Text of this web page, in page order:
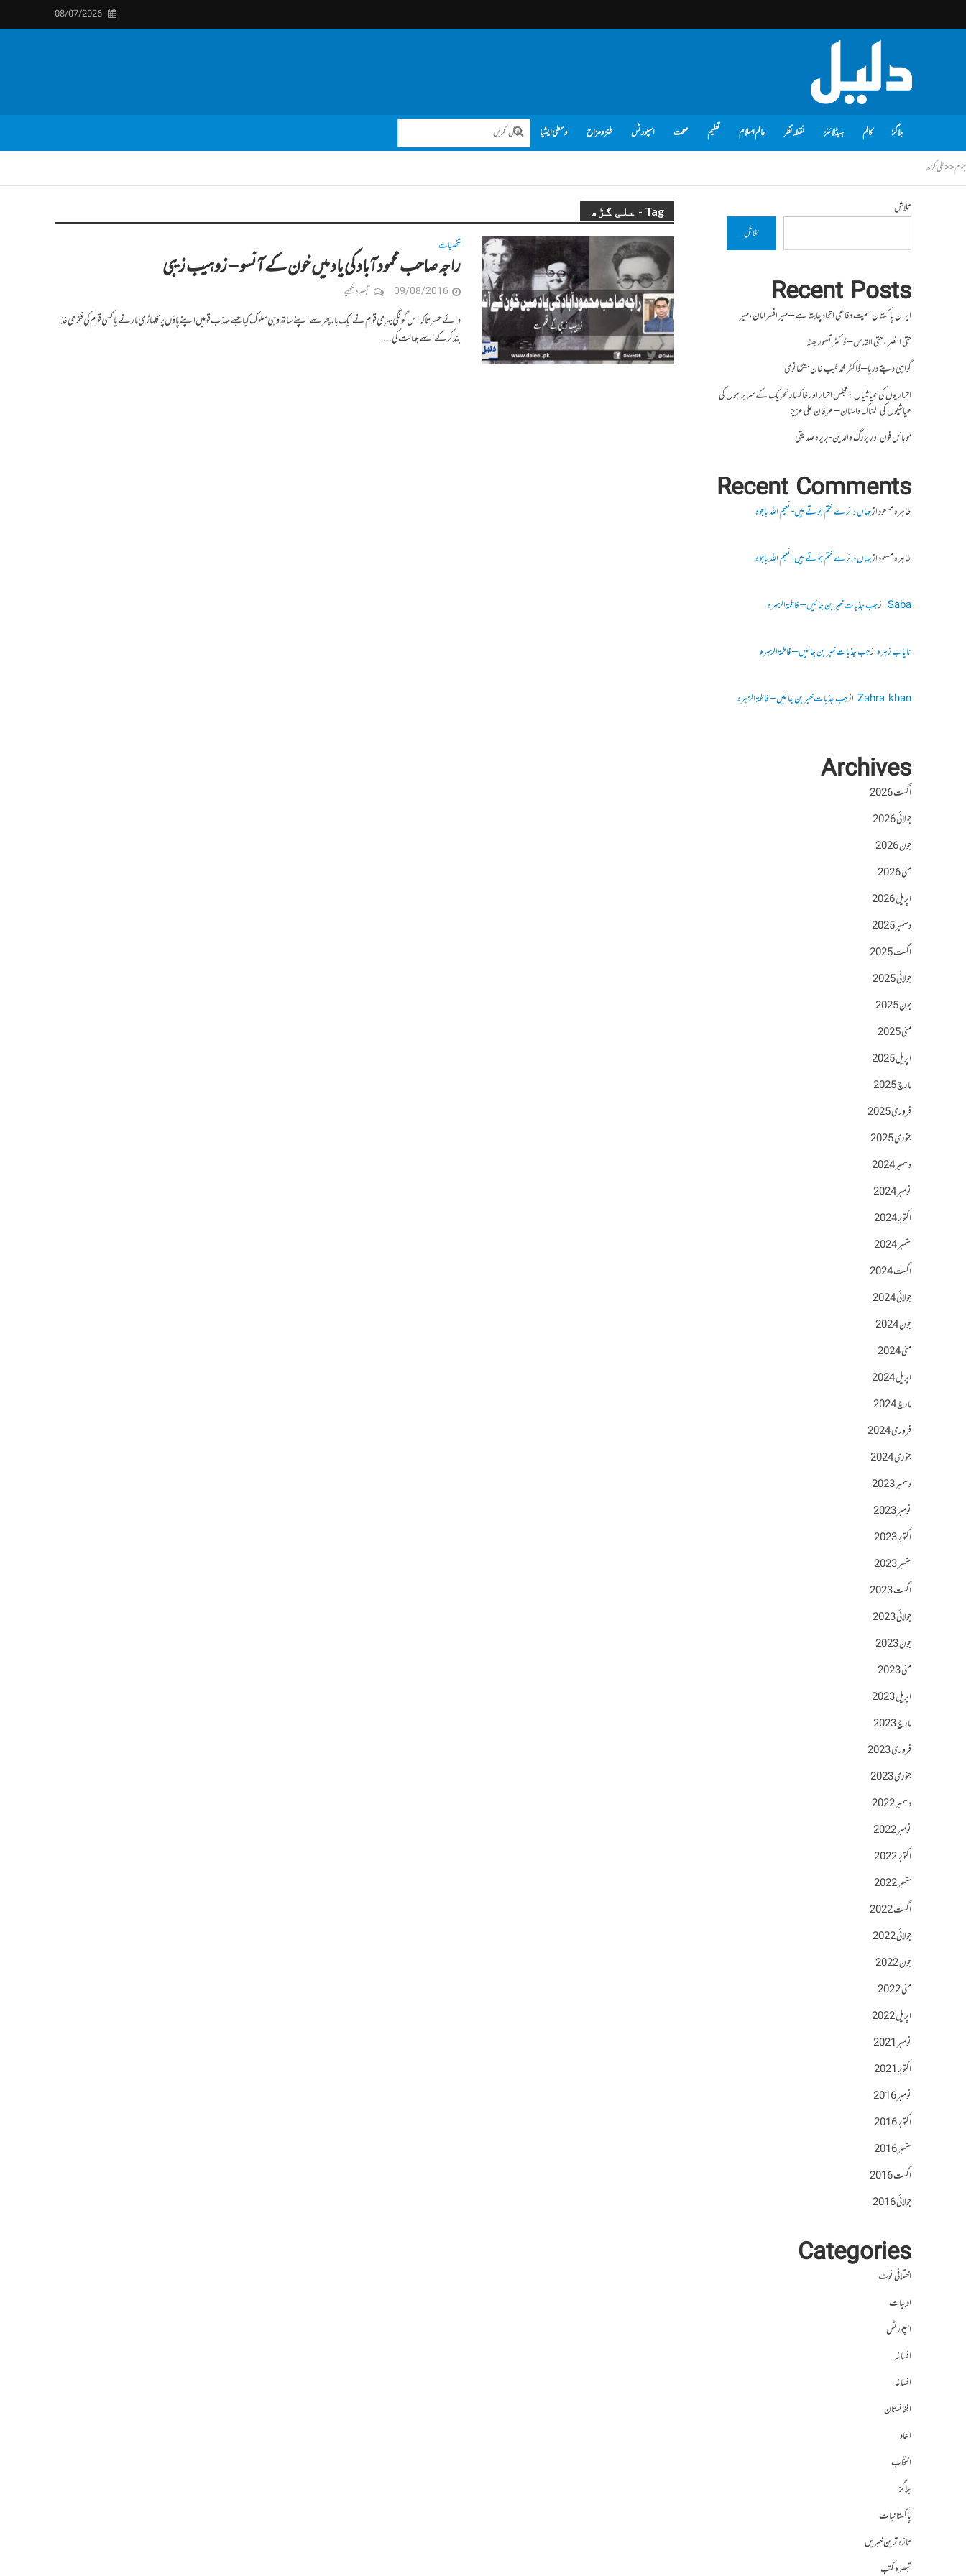
08/07/2026
بلاگز کالم ہیڈلائنز نقطہ نظر عالم اسلام تعلیم صحت اسپورٹس طنز و مزاح وسطی ایشیا
ہوم<<علی گڑھ
Tag - علی گڑھ
شخصیات
راجہ صاحب محمود آباد کی یاد میں خون کے آنسو – زوہیب زیبی
09/08/2016 تبصرہ لکھیے
وائے حسرتا کہ اس گونگی بہری قوم نے ایک بار پھر سے اپنے ساتھ وہی سلوک کیا جسے مہذب قومیں اپنے پاؤں پر کلہاڑی مارنے یا کسی قوم کی فکری غذا
بند کر کے اسے جہالت کی...
تلاش
تلاش
Recent Posts
ایران پاکستان سمیت دفاعی اتحاد چاہتا ہے – میر افسر امان،میر
حتی النصر ، حتی القدس – ڈاکٹر تصور بھٹہ
گواہی دیتے دریا – ڈاکٹر محمد طیب خان سنگھانوی
احراریوں کی عیاشیاں : مجلس احرار اور خاکسار تحریک کے سربراہوں کی
عیاشیوں کی المناک داستان – عرفان علی عزیز
موبائل فون اور بزرگ والدین- بریرہ صدیقی
Recent Comments
طاہرہ مسعودازجہاں دائرے ختم ہوتے ہیں- نعیم اللہ باجوہ
طاہرہ مسعودازجہاں دائرے ختم ہوتے ہیں- نعیم اللہ باجوہ
Sabaازجب جذبات خبر بن جائیں – فاطمۃالزہرہ
نایاب زہرہازجب جذبات خبر بن جائیں – فاطمۃالزہرہ
Zahra khanازجب جذبات خبر بن جائیں – فاطمۃالزہرہ
Archives
اگست 2026
جولائی 2026
جون 2026
مئی 2026
اپریل 2026
دسمبر 2025
اگست 2025
جولائی 2025
جون 2025
مئی 2025
اپریل 2025
مارچ 2025
فروری 2025
جنوری 2025
دسمبر 2024
نومبر 2024
اکتوبر 2024
ستمبر 2024
اگست 2024
جولائی 2024
جون 2024
مئی 2024
اپریل 2024
مارچ 2024
فروری 2024
جنوری 2024
دسمبر 2023
نومبر 2023
اکتوبر 2023
ستمبر 2023
اگست 2023
جولائی 2023
جون 2023
مئی 2023
اپریل 2023
مارچ 2023
فروری 2023
جنوری 2023
دسمبر 2022
نومبر 2022
اکتوبر 2022
ستمبر 2022
اگست 2022
جولائی 2022
جون 2022
مئی 2022
اپریل 2022
نومبر 2021
اکتوبر 2021
نومبر 2016
اکتوبر 2016
ستمبر 2016
اگست 2016
جولائی 2016
Categories
اختلافی نوٹ
ادبیات
اسپورٹس
افسانہ
افسانہ
افغانستان
الحاد
انتخاب
بلاگز
پاکستانیات
تازہ ترین خبریں
تبصرہ کتب